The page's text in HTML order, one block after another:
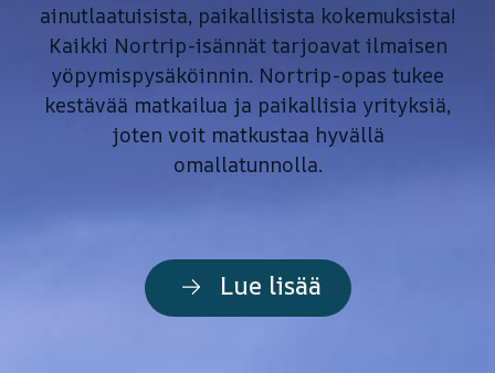
ainutlaatuisista, paikallisista kokemuksista!
Kaikki Nortrip-isännät tarjoavat ilmaisen
yöpymispysäköinnin. Nortrip-opas tukee
kestävää matkailua ja paikallisia yrityksiä,
joten voit matkustaa hyvällä
omallatunnolla.
Lue lisää